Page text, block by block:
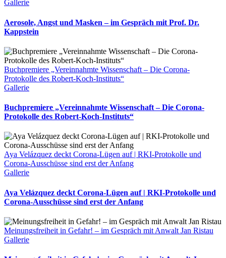
Gallerie
Aerosole, Angst und Masken – im Gespräch mit Prof. Dr.
Kappstein
Buchpremiere „Vereinnahmte Wissenschaft – Die Corona-
Protokolle des Robert-Koch-Instituts“
Gallerie
Buchpremiere „Vereinnahmte Wissenschaft – Die Corona-
Protokolle des Robert-Koch-Instituts“
Aya Velázquez deckt Corona-Lügen auf | RKI-Protokolle und
Corona-Ausschüsse sind erst der Anfang
Gallerie
Aya Velázquez deckt Corona-Lügen auf | RKI-Protokolle und
Corona-Ausschüsse sind erst der Anfang
Meinungsfreiheit in Gefahr! – im Gespräch mit Anwalt Jan Ristau
Gallerie